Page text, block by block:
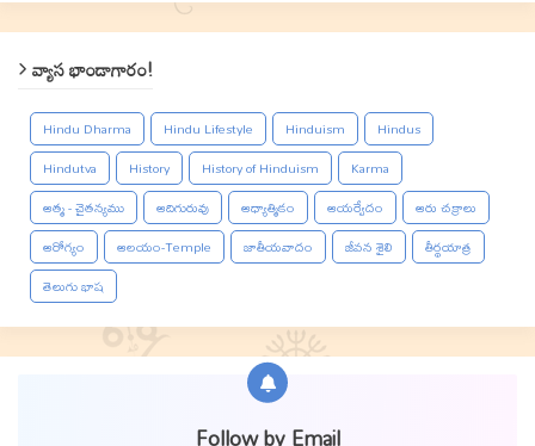
వ్యాస భాండాగారం!
Hindu Dharma Hindu Lifestyle Hinduism
Hindus
Hindutva
History History of Hinduism
Karma
ఆత్మ - చైతన్యము
ఆదిగురువు ఆధ్యాత్మికం ఆయర్వేదం
ఆరు చక్రాలు
ఆరోగ్యం
ఆలయం-Temple జాతీయవాదం జీవన శైలి
తీర్థయాత్ర
తెలుగు భాష